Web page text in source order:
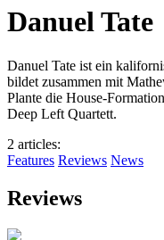
Danuel Tate
Danuel Tate ist ein
bildet zusammen mit
Plante die House-
Deep Left Quartett.
2 articles:
Features Reviews News
Reviews